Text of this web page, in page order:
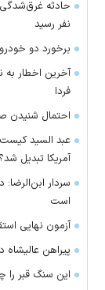
نفر رسید
برخورد دو خودرو در
آخرین اخطار به
فردا
احتمال شنیدن
عبد السید
آمریکا تبدیل شد؟
سردار
است
آزمون نهایی
پیراهن
این سنگ قبر